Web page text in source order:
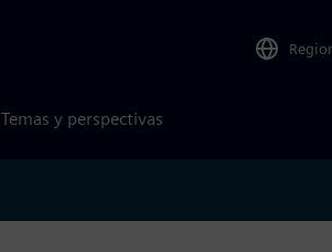
Temas y perspectivas